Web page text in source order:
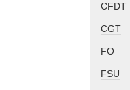
CFDT
CGT
FO
FSU